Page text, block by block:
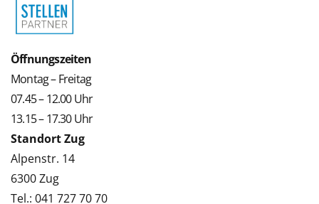
Öffnungszeiten
Montag – Freitag
07.45 – 12.00 Uhr
13.15 – 17.30 Uhr
Standort Zug
Alpenstr. 14
6300 Zug
Tel.: 041 727 70 70